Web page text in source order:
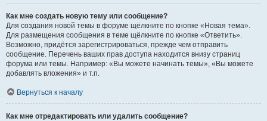
Как мне создать новую тему или сообщение?
Для создания новой темы в форуме щёлкните по кнопке «Новая тема».
Для размещения сообщения в теме щёлкните по кнопке «Ответить».
Возможно, придётся зарегистрироваться, прежде чем отправить
сообщение. Перечень ваших прав доступа находится внизу страниц
форума или темы. Например: «Вы можете начинать темы», «Вы можете
добавлять вложения» и т.п.
Вернуться к началу
Как мне отредактировать или удалить сообщение?